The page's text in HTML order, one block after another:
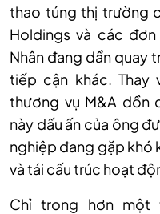
thao túng thị trường
Holdings và các
Nhân đang dần quay
tiếp cận khác. Thay
thương vụ M&A dồn
này dấu ấn của ông
nghiệp đang gặp khó
và tái cấu trúc hoạt
Chỉ trong hơn một